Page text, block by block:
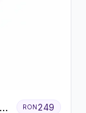
RON249